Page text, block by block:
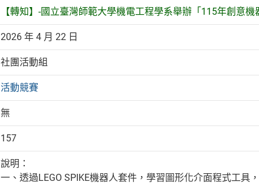
【轉知】-國立臺灣師範大學機電工程學系舉辦「115年創意
2026 年 4 月 22 日
社團活動組
活動競賽
無
157
說明：
一、透過LEGO SPIKE機器人套件，學習圖形化介面程式工具